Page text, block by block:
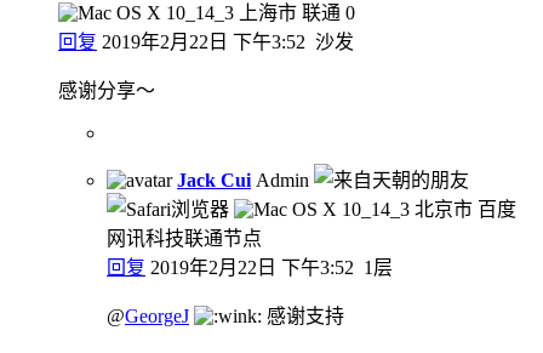
上海市 联通 0
回复 2019年2月22日 下午3:52 沙发
感谢分享～
Jack Cui Admin
北京市 百度
网讯科技联通节点
回复 2019年2月22日 下午3:52 1层
@GeorgeJ 感谢支持